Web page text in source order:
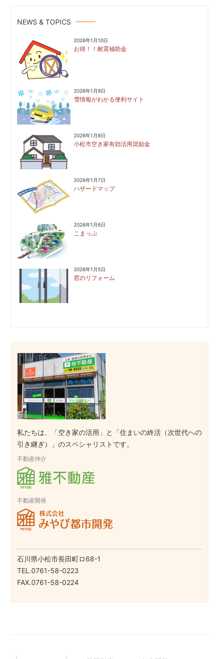
NEWS & TOPICS
2026年1月10日
お得！！耐震補助金
2026年1月9日
雪情報がわかる便利サイト
2026年1月8日
小松市空き家有効活用奨励金
2026年1月7日
ハザードマップ
2026年1月6日
こまっぷ
2026年1月5日
窓のリフォーム
私たちは、「空き家の活用」と「住まいの終活（次世代への
引き継ぎ）」のスペシャリストです。
不動産仲介
不動産開発
石川県小松市長田町ロ68-1
TEL.0761-58-0223
FAX.0761-58-0224